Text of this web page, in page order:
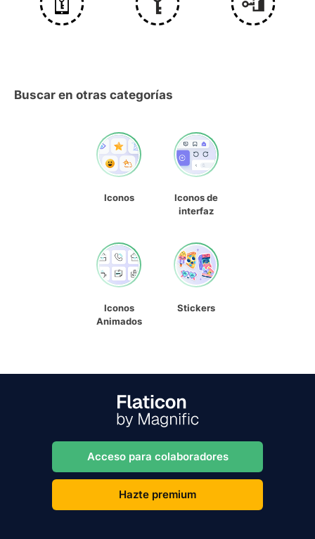
Buscar en otras categorías
Iconos
Iconos de
interfaz
Iconos
Animados
Stickers
Acceso para colaboradores
Hazte premium